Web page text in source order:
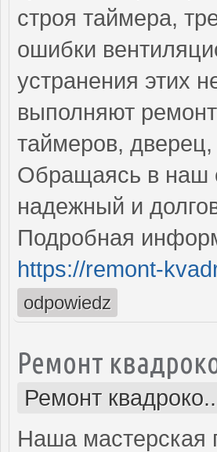
строя таймера,
ошибки
устранения этих
выполняют
таймеров, дверец,
Обращаясь в наш
надежный и
Подробная
https://remont-
odpowiedz
Ремонт
Ремонт
Наша мастерская